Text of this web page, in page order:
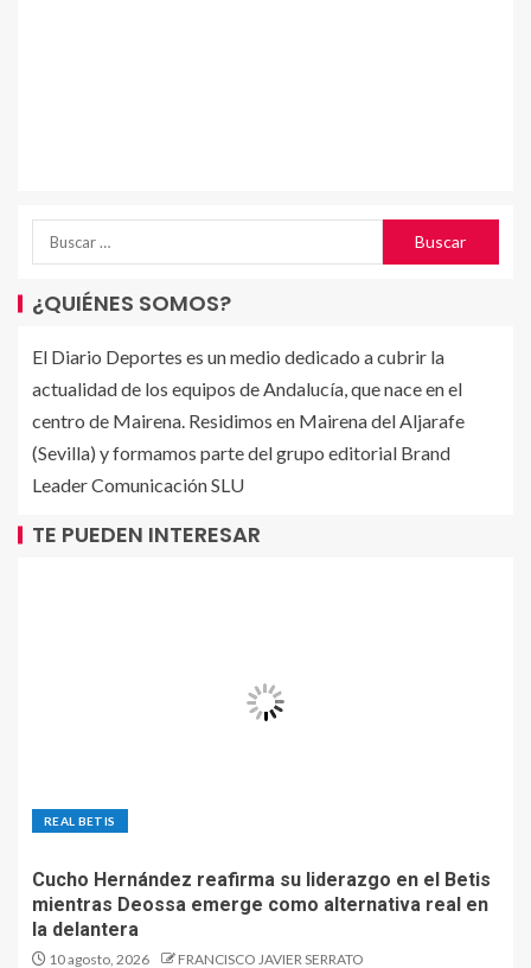
¿QUIÉNES SOMOS?
El Diario Deportes es un medio dedicado a cubrir la
actualidad de los equipos de Andalucía, que nace en el
centro de Mairena. Residimos en Mairena del Aljarafe
(Sevilla) y formamos parte del grupo editorial Brand
Leader Comunicación SLU
TE PUEDEN INTERESAR
REAL BETIS
Cucho Hernández reafirma su liderazgo en el Betis
mientras Deossa emerge como alternativa real en
la delantera
10 agosto, 2026 FRANCISCO JAVIER SERRATO